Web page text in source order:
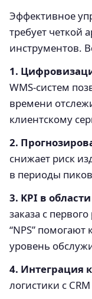
Эффективное
требует четкой
инструментов.
1.
WMS-систем
времени
клиентскому
2.
снижает риск
в периоды
3. KPI в
заказа с
“NPS”
уровень
4. Интеграция
логистики с